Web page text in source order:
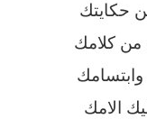
حكايتك
من كلامك
الامك